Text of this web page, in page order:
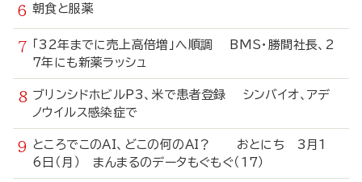
朝食と服薬
「32年までに売上高倍増」へ順調 BMS・勝間社長、2
7年にも新薬ラッシュ
ブリンシドホビルP3、米で患者登録 シンバイオ、アデ
ノウイルス感染症で
ところでこのAI、どこの何のAI？ おとにち 3月1
6日（月） まんまるのデータもぐもぐ（17）